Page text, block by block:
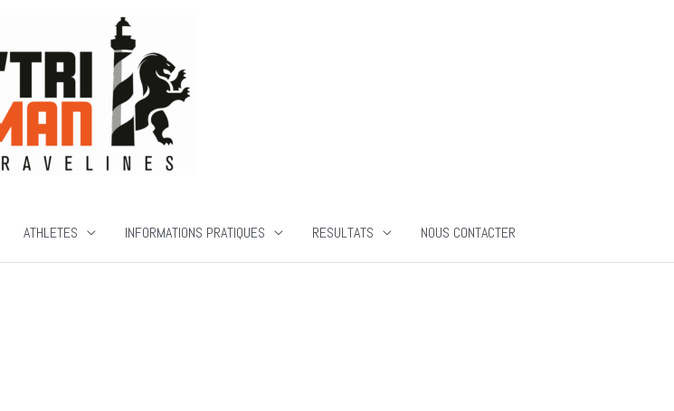
ATHLETES INFORMATIONS PRATIQUES RESULTATS NOUS CONTACTER